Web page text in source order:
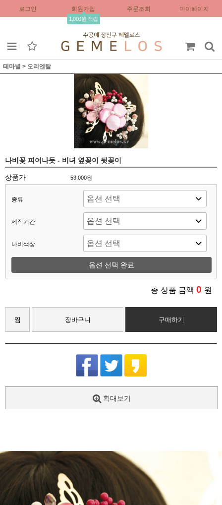
로그인 회원가입
1,000원 적립
주문조회 마이페이지
테마별 > 오리엔탈
나비꽃 피어나듯 - 비녀 옆꽂이 뒷꽂이
상품가 53,000원
종류
제작기간
나비색상
옵션 선택 완료
총 상품 금액 0 원
찜 장바구니 구매하기
확대보기